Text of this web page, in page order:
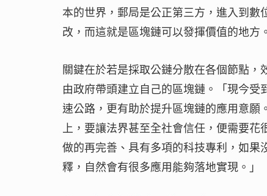
本的世界，郵局是公正第三方，進入到
改，而這就是區塊鏈可以發揮價值的地方。
關鍵在於若是採取公鏈分散在各個節點
由政府帶頭建立自己的區塊鏈。「現今
速公路，更有助於提升區塊鏈的應用意
上，要讓法界甚至全社會信任，便需要
做的再完善、具有多項的科技專利，如
釋，自然會有很多應用能夠落地實現。」